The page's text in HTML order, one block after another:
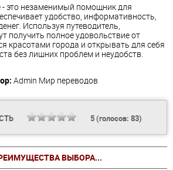
- это незаменимый помощник для
удобство, информативность,
Используя путеводитель,
получить полное удовольствие от
красотами города и открывать для себя
без лишних проблем и неудобств.
Admin Мир переводов
5(голосов: 83)
ВЫБОРА...